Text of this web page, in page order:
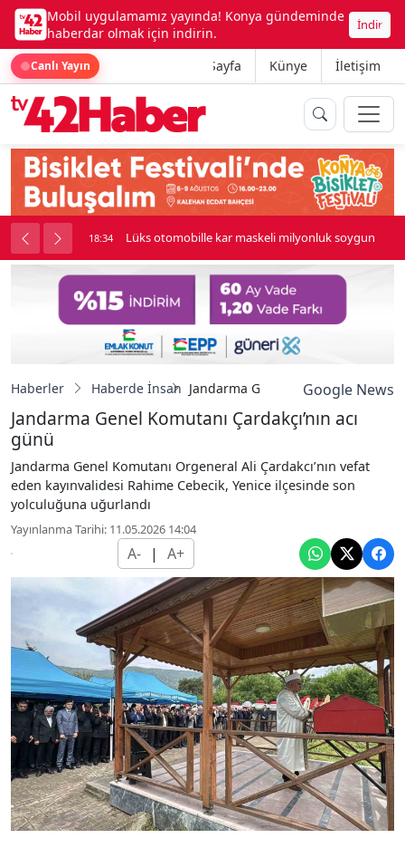
Mobil uygulamamız yayında! Konya gündeminde
haberdar olmak için indirin.
İndir
Canlı Yayın Ana Sayfa Künye İletişim
kavga çıktı 18:34 Lüks otomobille kar maskeli milyonluk soygun
Haberler Haberde İnsan Jandarma Genel KomutanıGoogle News
Jandarma Genel Komutanı Çardakçı’nın acı
günü
Jandarma Genel Komutanı Orgeneral Ali Çardakcı’nın vefat
eden kayınvalidesi Rahime Cebecik, Yenice ilçesinde son
yolculuğuna uğurlandı
Yayınlanma Tarihi: 11.05.2026 14:04
A- | A+